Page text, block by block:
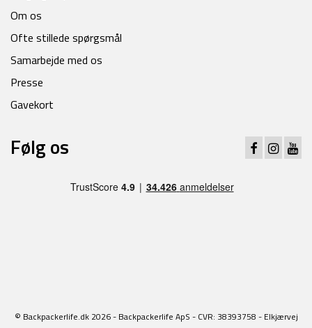
Om os
Ofte stillede spørgsmål
Samarbejde med os
Presse
Gavekort
Følg os
© Backpackerlife.dk 2026 - Backpackerlife ApS - CVR: 38393758 - Elkjærvej